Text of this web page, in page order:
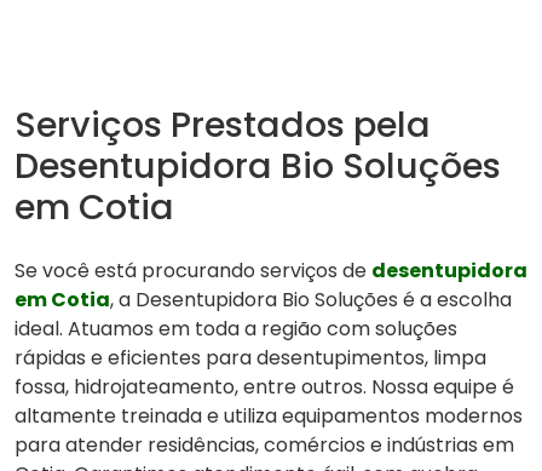
Serviços Prestados pela
Desentupidora Bio Soluções
em Cotia
Se você está procurando serviços de desentupidora
em Cotia, a Desentupidora Bio Soluções é a escolha
ideal. Atuamos em toda a região com soluções
rápidas e eficientes para desentupimentos, limpa
fossa, hidrojateamento, entre outros. Nossa equipe é
altamente treinada e utiliza equipamentos modernos
para atender residências, comércios e indústrias em